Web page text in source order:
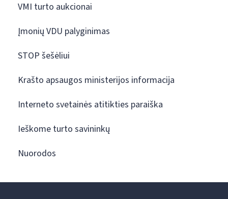
VMI turto aukcionai
Įmonių VDU palyginimas
STOP šešėliui
Krašto apsaugos ministerijos informacija
Interneto svetainės atitikties paraiška
Ieškome turto savininkų
Nuorodos